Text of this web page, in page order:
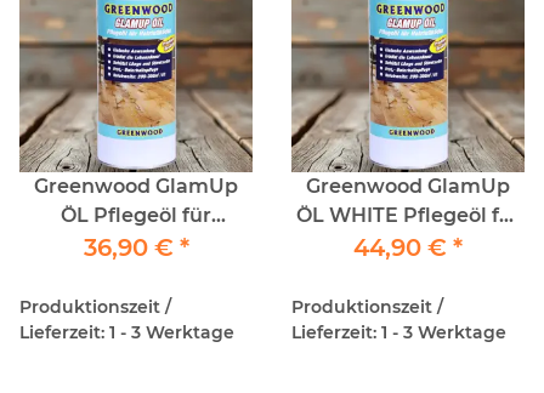
Greenwood GlamUp
ÖL Pflegeöl für
Parkettböden 1lt
36,90 € *
Produktionszeit /
Lieferzeit: 1 - 3 Werktage
Greenwood GlamUp
ÖL WHITE Pflegeöl für
weiß geölte
44,90 € *
Produktionszeit /
Lieferzeit: 1 - 3 Werktage